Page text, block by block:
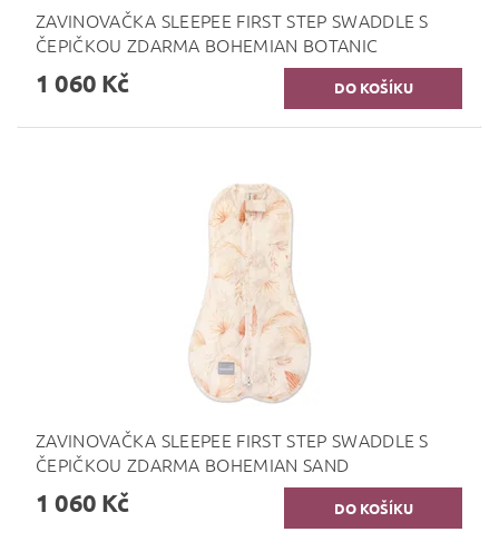
ZAVINOVAČKA SLEEPEE FIRST STEP SWADDLE S
ČEPIČKOU ZDARMA BOHEMIAN BOTANIC
1 060 Kč
ZAVINOVAČKA SLEEPEE FIRST STEP SWADDLE S
ČEPIČKOU ZDARMA BOHEMIAN SAND
1 060 Kč